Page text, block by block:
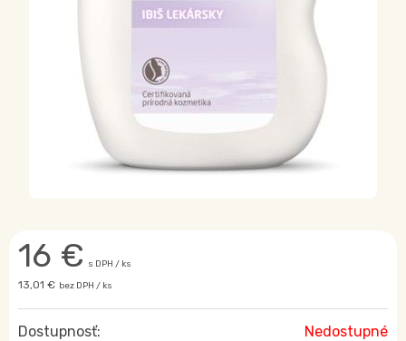
16 € s DPH / ks
13,01 € bez DPH / ks
Dostupnosť: Nedostupné